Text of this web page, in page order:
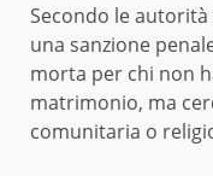
Secondo le autorità
una sanzione
morta per chi non
matrimonio, ma
comunitaria o